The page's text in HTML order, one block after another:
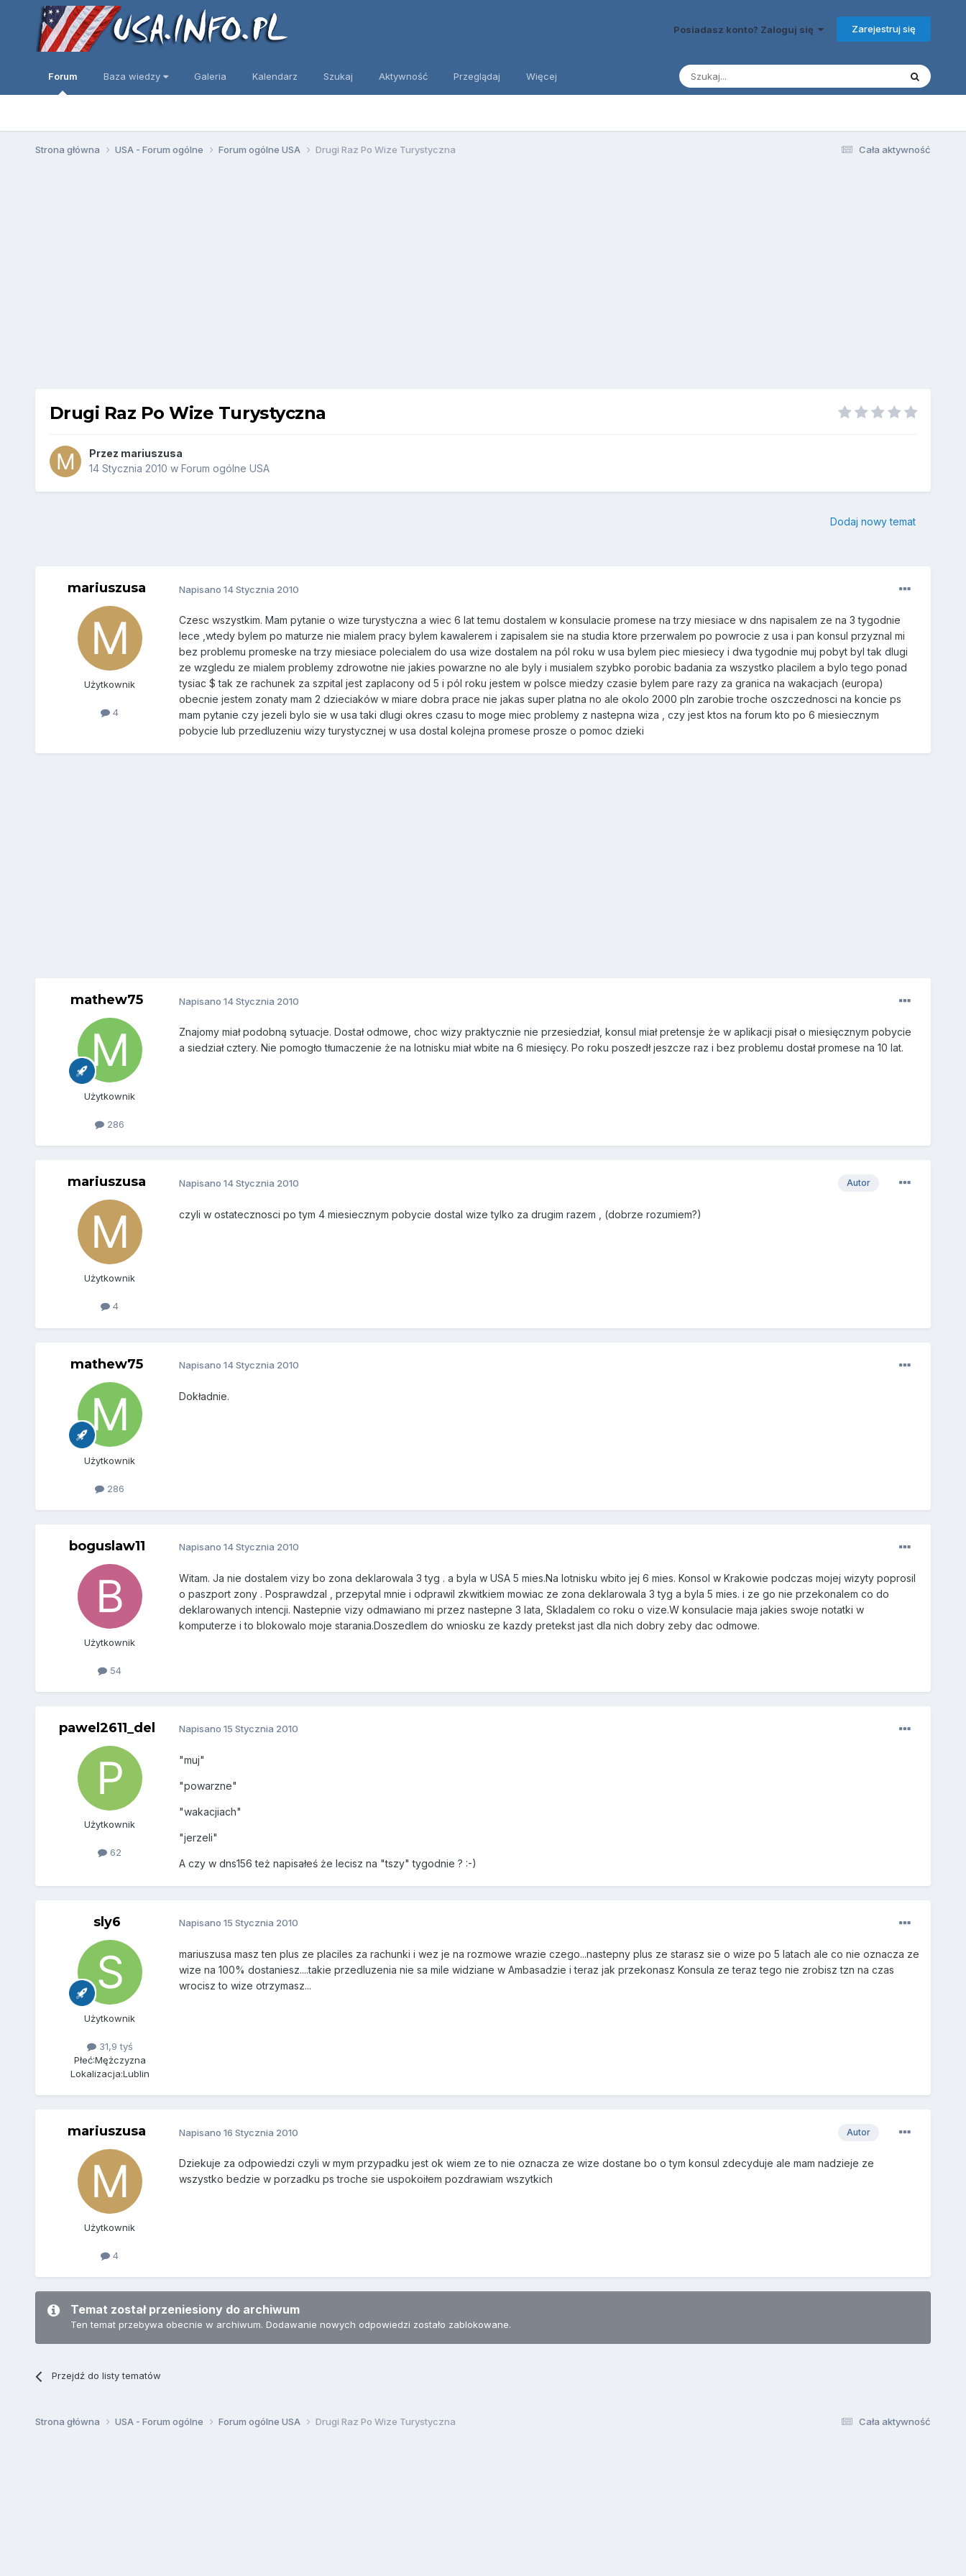
Posiadasz konto? Zaloguj się Zarejestruj się
Forum Baza wiedzy Galeria Kalendarz Szukaj Aktywność Przeglądaj Więcej
Cała aktywność
Strona główna USA - Forum ogólne Forum ogólne USA Drugi Raz Po Wize Turystyczna
Drugi Raz Po Wize Turystyczna
Przez mariuszusa
14 Stycznia 2010 w Forum ogólne USA
Dodaj nowy temat
mariuszusa
Użytkownik
4
Napisano 14 Stycznia 2010
Czesc wszystkim. Mam pytanie o wize turystyczna a wiec 6 lat temu dostalem w konsulacie promese na trzy miesiace w dns napisalem ze na 3 tygodnie
lece ,wtedy bylem po maturze nie mialem pracy bylem kawalerem i zapisalem sie na studia ktore przerwalem po powrocie z usa i pan konsul przyznal mi
bez problemu promeske na trzy miesiace polecialem do usa wize dostalem na pól roku w usa bylem piec miesiecy i dwa tygodnie muj pobyt byl tak dlugi
ze wzgledu ze mialem problemy zdrowotne nie jakies powarzne no ale byly i musialem szybko porobic badania za wszystko placilem a bylo tego ponad
tysiac $ tak ze rachunek za szpital jest zaplacony od 5 i pól roku jestem w polsce miedzy czasie bylem pare razy za granica na wakacjach (europa)
obecnie jestem zonaty mam 2 dzieciaków w miare dobra prace nie jakas super platna no ale okolo 2000 pln zarobie troche oszczednosci na koncie ps
mam pytanie czy jezeli bylo sie w usa taki dlugi okres czasu to moge miec problemy z nastepna wiza , czy jest ktos na forum kto po 6 miesiecznym
pobycie lub przedluzeniu wizy turystycznej w usa dostal kolejna promese prosze o pomoc dzieki
mathew75
Użytkownik
286
Napisano 14 Stycznia 2010
Znajomy miał podobną sytuacje. Dostał odmowe, choc wizy praktycznie nie przesiedział, konsul miał pretensje że w aplikacji pisał o miesięcznym pobycie
a siedział cztery. Nie pomogło tłumaczenie że na lotnisku miał wbite na 6 miesięcy. Po roku poszedł jeszcze raz i bez problemu dostał promese na 10 lat.
mariuszusa
Użytkownik
4
Autor
Napisano 14 Stycznia 2010
czyli w ostatecznosci po tym 4 miesiecznym pobycie dostal wize tylko za drugim razem , (dobrze rozumiem?)
mathew75
Użytkownik
286
Napisano 14 Stycznia 2010
Dokładnie.
boguslaw11
Użytkownik
54
Napisano 14 Stycznia 2010
Witam. Ja nie dostalem vizy bo zona deklarowala 3 tyg . a byla w USA 5 mies.Na lotnisku wbito jej 6 mies. Konsol w Krakowie podczas mojej wizyty poprosil
o paszport zony . Posprawdzal , przepytal mnie i odprawil zkwitkiem mowiac ze zona deklarowala 3 tyg a byla 5 mies. i ze go nie przekonalem co do
deklarowanych intencji. Nastepnie vizy odmawiano mi przez nastepne 3 lata, Skladalem co roku o vize.W konsulacie maja jakies swoje notatki w
komputerze i to blokowalo moje starania.Doszedlem do wniosku ze kazdy pretekst jast dla nich dobry zeby dac odmowe.
pawel2611_del
Użytkownik
62
Napisano 15 Stycznia 2010
"muj"
"powarzne"
"wakacjiach"
"jerzeli"
A czy w dns156 też napisałeś że lecisz na "tszy" tygodnie ? :-)
sly6
Użytkownik
31,9 tyś
Płeć:Mężczyzna
Lokalizacja:Lublin
Napisano 15 Stycznia 2010
mariuszusa masz ten plus ze placiles za rachunki i wez je na rozmowe wrazie czego...nastepny plus ze starasz sie o wize po 5 latach ale co nie oznacza ze
wize na 100% dostaniesz....takie przedluzenia nie sa mile widziane w Ambasadzie i teraz jak przekonasz Konsula ze teraz tego nie zrobisz tzn na czas
wrocisz to wize otrzymasz...
mariuszusa
Użytkownik
4
Autor
Napisano 16 Stycznia 2010
Dziekuje za odpowiedzi czyli w mym przypadku jest ok wiem ze to nie oznacza ze wize dostane bo o tym konsul zdecyduje ale mam nadzieje ze
wszystko bedzie w porzadku ps troche sie uspokoiłem pozdrawiam wszytkich
Temat został przeniesiony do archiwum
Ten temat przebywa obecnie w archiwum. Dodawanie nowych odpowiedzi zostało zablokowane.
Przejdź do listy tematów
Cała aktywność
Strona główna USA - Forum ogólne Forum ogólne USA Drugi Raz Po Wize Turystyczna